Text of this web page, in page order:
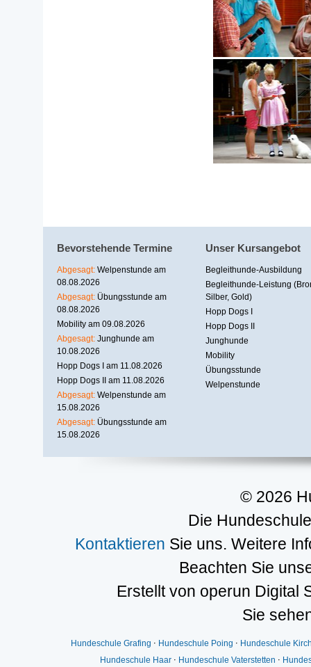
Bevorstehende Termine
Abgesagt: Welpenstunde am
08.08.2026
Abgesagt: Übungsstunde am
08.08.2026
Mobility am 09.08.2026
Abgesagt: Junghunde am
10.08.2026
Hopp Dogs I am 11.08.2026
Hopp Dogs II am 11.08.2026
Abgesagt: Welpenstunde am
15.08.2026
Abgesagt: Übungsstunde am
15.08.2026
Unser Kursangebot
Begleithunde-Ausbildung
Begleithunde-Leistung
Silber, Gold)
Hopp Dogs I
Hopp Dogs II
Junghunde
Mobility
Übungsstunde
Welpenstunde
© 2026
Die
Kontaktieren Sie uns. Weitere
Beachten Sie
Erstellt von operun Digital
Sie
Hundeschule Grafing ⋅ Hundeschule Poing ⋅ Hundeschule
Hundeschule Haar ⋅ Hundeschule Vaterstetten ⋅